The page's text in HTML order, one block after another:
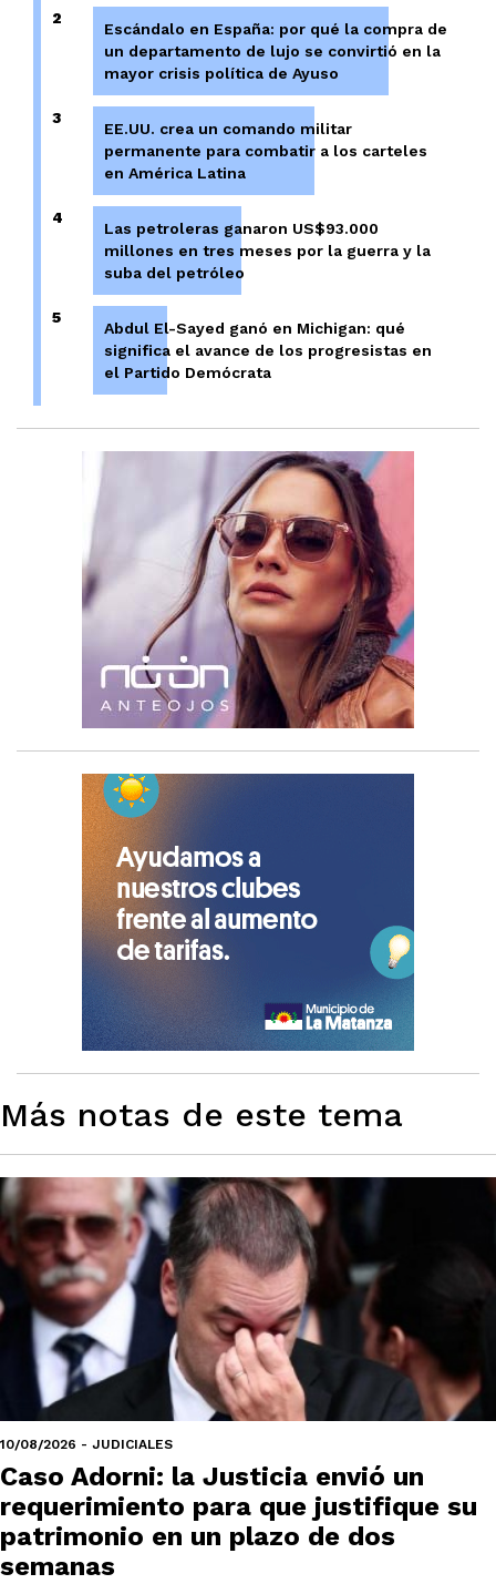
2
Escándalo en España: por qué la compra de
un departamento de lujo se convirtió en la
mayor crisis política de Ayuso
3
EE.UU. crea un comando militar
permanente para combatir a los carteles
en América Latina
4
Las petroleras ganaron US$93.000
millones en tres meses por la guerra y la
suba del petróleo
5
Abdul El-Sayed ganó en Michigan: qué
significa el avance de los progresistas en
el Partido Demócrata
Más notas de este tema
10/08/2026 - JUDICIALES
Caso Adorni: la Justicia envió un
requerimiento para que justifique su
patrimonio en un plazo de dos
semanas